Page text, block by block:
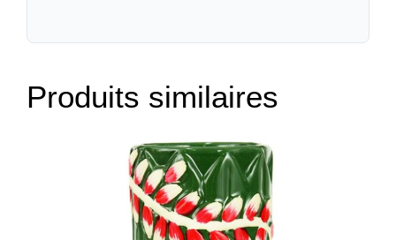
Produits similaires